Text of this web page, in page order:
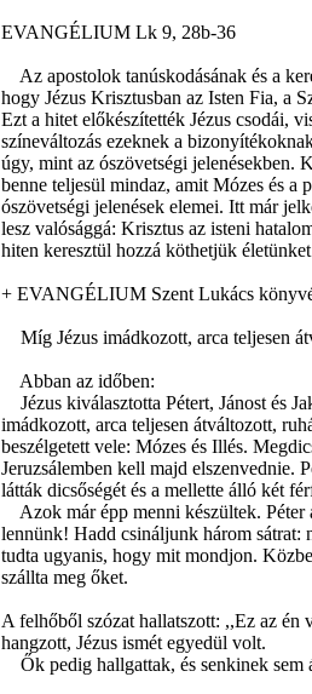
EVANGÉLIUM Lk 9, 28b-36
Az apostolok tanúskodásának és a
hogy Jézus Krisztusban az Isten Fia, a
Ezt a hitet előkészítették Jézus csodái,
színeváltozás ezeknek a
úgy, mint az ószövetségi jelenésekben.
benne teljesül mindaz, amit Mózes és a
ószövetségi jelenések elemei. Itt már
lesz valósággá: Krisztus az isteni
hiten keresztül hozzá köthetjük
+ EVANGÉLIUM Szent Lukács
Míg Jézus imádkozott, arca teljesen
Abban az időben:
Jézus kiválasztotta Pétert, Jánost és
imádkozott, arca teljesen átváltozott,
beszélgetett vele: Mózes és Illés.
Jeruzsálemben kell majd elszenvednie.
látták dicsőségét és a mellette álló két
Azok már épp menni készültek. Péter
lennünk! Hadd csináljunk három sátrat:
tudta ugyanis, hogy mit mondjon.
szállta meg őket.
A felhőből szózat hallatszott: ,,Ez az én
hangzott, Jézus ismét egyedül volt.
Ők pedig hallgattak, és senkinek sem